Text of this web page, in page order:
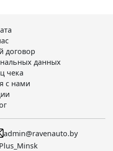
договор
данных
чека
с нами
admin@ravenauto.by